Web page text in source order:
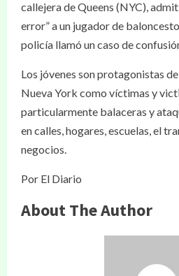
callejera de Queens (NYC),
error” a un jugador de
policía llamó un caso de
Los jóvenes son protagonistas
Nueva York como víctimas y
particularmente balaceras y
en calles, hogares, escuelas, el
negocios.
Por El Diario
About The Author